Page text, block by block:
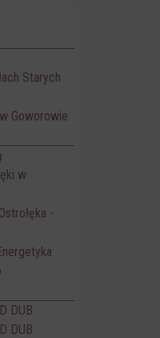
Starych
Goworowie
w
-
DUB
DUB